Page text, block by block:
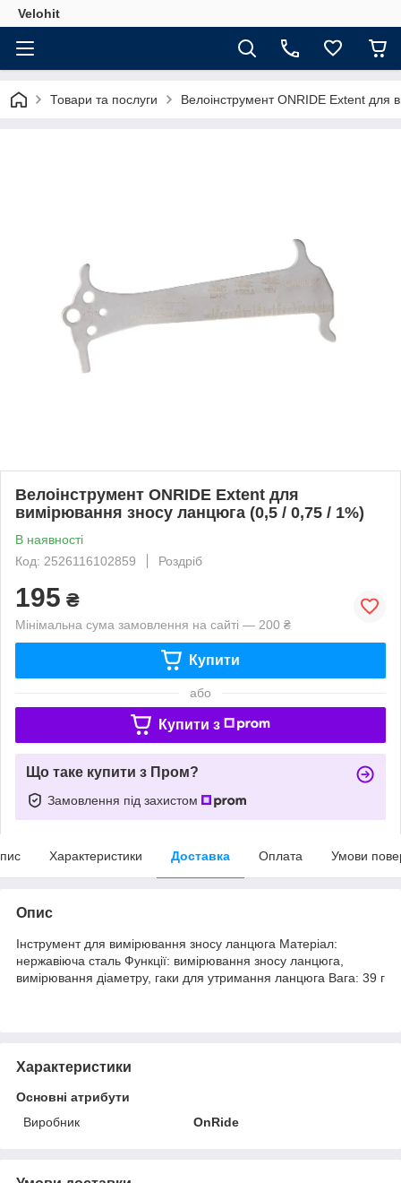
Velohit
Товари та послуги Велоінструмент ONRIDE Extent для
Велоінструмент ONRIDE Extent для
вимірювання зносу ланцюга (0,5 / 0,75 / 1%)
В наявності
Код: 2526116102859
Роздріб
195 ₴
Мінімальна сума замовлення на сайті — 200 ₴
Купити
або
Купити з
Що таке купити з Пром?
Замовлення під захистом
Характеристики Доставка Оплата Умови
Опис
Інструмент для вимірювання зносу ланцюга Матеріал:
нержавіюча сталь Функції: вимірювання зносу ланцюга,
вимірювання діаметру, гаки для утримання ланцюга Вага: 39 г
Характеристики
Основні атрибути
Виробник
OnRide